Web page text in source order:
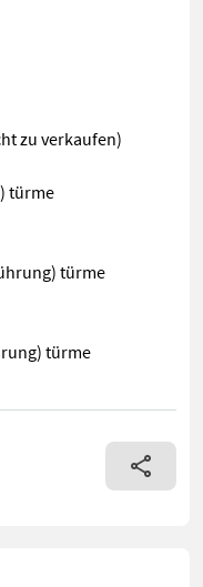
zu verkaufen)
türme
türme
türme
zu verkaufen) 8 Stück